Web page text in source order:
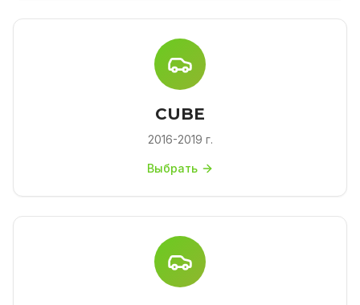
CUBE
2016-2019 г.
Выбрать